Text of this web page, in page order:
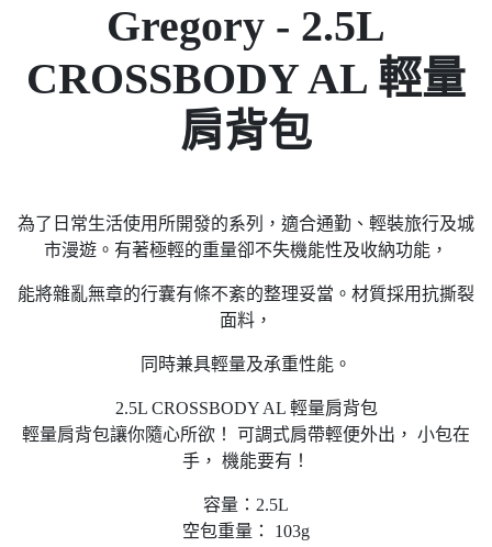
Gregory - 2.5L
CROSSBODY AL 輕量
肩背包
為了日常生活使用所開發的系列，適合通勤、輕裝旅行及城
市漫遊。有著極輕的重量卻不失機能性及收納功能，
能將雜亂無章的行囊有條不紊的整理妥當。材質採用抗撕裂
面料，
同時兼具輕量及承重性能。
2.5L CROSSBODY AL 輕量肩背包
輕量肩背包讓你隨心所欲！ 可調式肩帶輕便外出， 小包在
手， 機能要有！
容量：2.5L
空包重量： 103g